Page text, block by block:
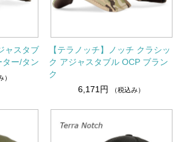
ャスタブ
ター/タン
）
【テラノッチ】ノッチ クラシッ
ク アジャスタブル OCP ブラン
ク
6,171円
（税込み）